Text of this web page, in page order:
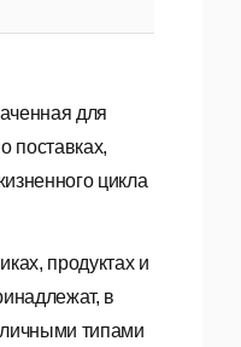
для
поставках,
цикла
продуктах и
в
типами